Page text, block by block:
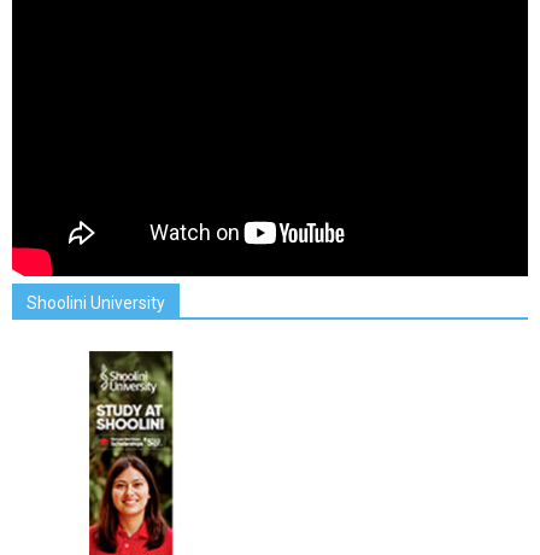
Shoolini University